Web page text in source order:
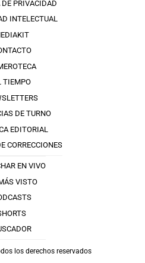
PRIVACIDAD
INTELECTUAL
TIEMPO
DE TURNO
EDITORIAL
CORRECCIONES
EN VIVO
VISTO
los derechos reservados